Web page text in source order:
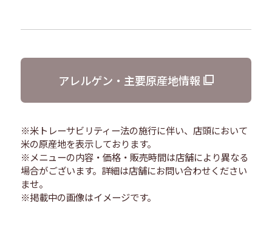
アレルゲン・主要原産地情報
※米トレーサビリティー法の施行に伴い、店頭において
米の原産地を表示しております。
※メニューの内容・価格・販売時間は店舗により異なる
場合がございます。詳細は店舗にお問い合わせください
ませ。
※掲載中の画像はイメージです。